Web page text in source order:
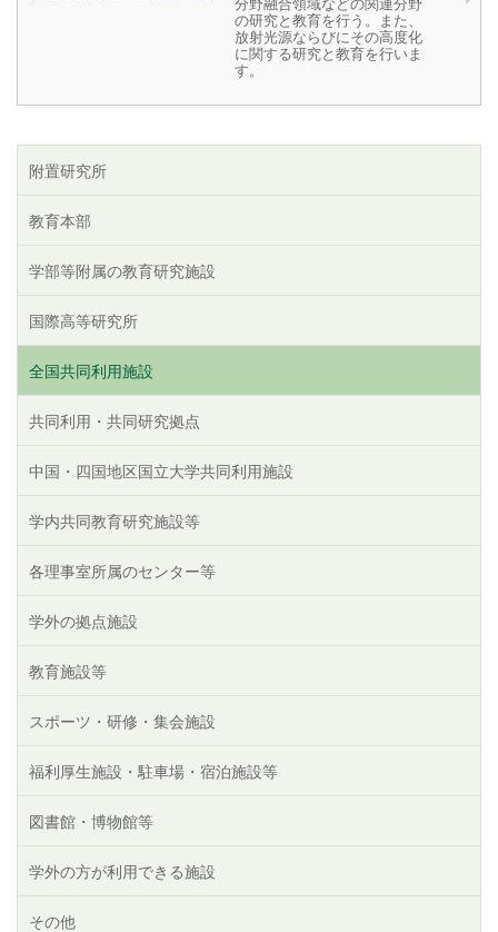
分野融合領域などの関連分野
の研究と教育を行う。また、
放射光源ならびにその高度化
に関する研究と教育を行いま
す。
附置研究所
教育本部
学部等附属の教育研究施設
国際高等研究所
全国共同利用施設
共同利用・共同研究拠点
中国・四国地区国立大学共同利用施設
学内共同教育研究施設等
各理事室所属のセンター等
学外の拠点施設
教育施設等
スポーツ・研修・集会施設
福利厚生施設・駐車場・宿泊施設等
図書館・博物館等
学外の方が利用できる施設
その他